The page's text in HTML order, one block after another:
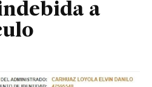
a